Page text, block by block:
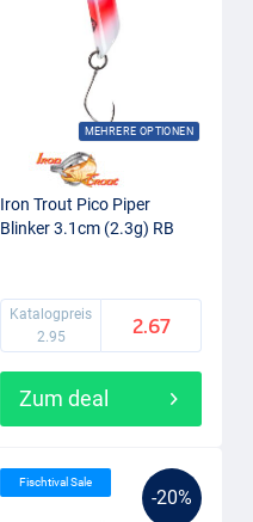
MEHRERE OPTIONEN
Iron Trout Pico Piper
Blinker 3.1cm (2.3g) RB
Katalogpreis
2.95
2.67
Zum deal
-20%
Fischtival Sale